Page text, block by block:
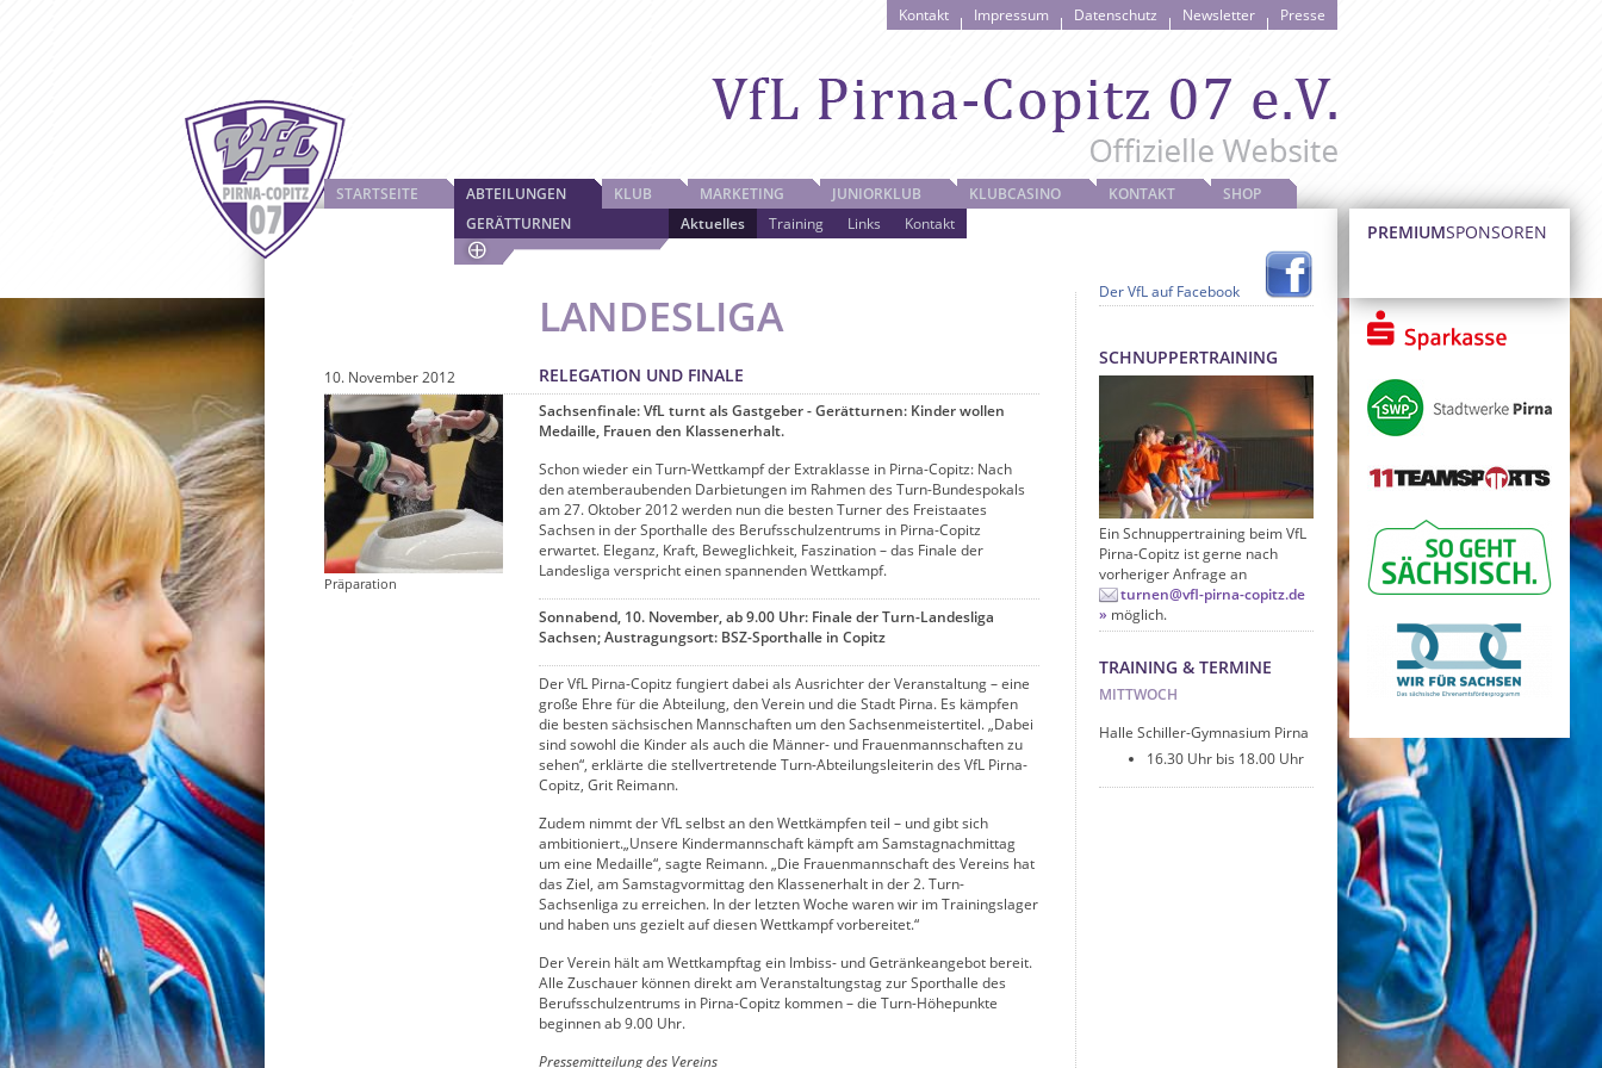
Kontakt Impressum Datenschutz Newsletter Presse
STARTSEITE
ABTEILUNGEN
GERÄTTURNEN
Aktuelles Training Links Kontakt
KLUB MARKETING JUNIORKLUB KLUBCASINO KONTAKT SHOP
Der VfL auf Facebook
PREMIUMSPONSOREN
LANDESLIGA
RELEGATION UND FINALE
10. November 2012
Sachsenfinale: VfL turnt als Gastgeber - Gerätturnen: Kinder wollen
Medaille, Frauen den Klassenerhalt.
Schon wieder ein Turn-Wettkampf der Extraklasse in Pirna-Copitz: Nach
den atemberaubenden Darbietungen im Rahmen des Turn-Bundespokals
am 27. Oktober 2012 werden nun die besten Turner des Freistaates
Sachsen in der Sporthalle des Berufsschulzentrums in Pirna-Copitz
erwartet. Eleganz, Kraft, Beweglichkeit, Faszination – das Finale der
Landesliga verspricht einen spannenden Wettkampf.
Sonnabend, 10. November, ab 9.00 Uhr: Finale der Turn-Landesliga
Sachsen; Austragungsort: BSZ-Sporthalle in Copitz
Der VfL Pirna-Copitz fungiert dabei als Ausrichter der Veranstaltung – eine
große Ehre für die Abteilung, den Verein und die Stadt Pirna. Es kämpfen
die besten sächsischen Mannschaften um den Sachsenmeistertitel. „Dabei
sind sowohl die Kinder als auch die Männer- und Frauenmannschaften zu
sehen“, erklärte die stellvertretende Turn-Abteilungsleiterin des VfL Pirna-
Copitz, Grit Reimann.
Zudem nimmt der VfL selbst an den Wettkämpfen teil – und gibt sich
ambitioniert.„Unsere Kindermannschaft kämpft am Samstagnachmittag
um eine Medaille“, sagte Reimann. „Die Frauenmannschaft des Vereins hat
das Ziel, am Samstagvormittag den Klassenerhalt in der 2. Turn-
Sachsenliga zu erreichen. In der letzten Woche waren wir im Trainingslager
und haben uns gezielt auf diesen Wettkampf vorbereitet.“
Der Verein hält am Wettkampftag ein Imbiss- und Getränkeangebot bereit.
Alle Zuschauer können direkt am Veranstaltungstag zur Sporthalle des
Berufsschulzentrums in Pirna-Copitz kommen – die Turn-Höhepunkte
beginnen ab 9.00 Uhr.
Pressemitteilung des Vereins
Präparation
SCHNUPPERTRAINING
Ein Schnuppertraining beim VfL
Pirna-Copitz ist gerne nach
vorheriger Anfrage an
turnen@vfl-pirna-copitz.de
möglich.
TRAINING & TERMINE
MITTWOCH
Halle Schiller-Gymnasium Pirna
16.30 Uhr bis 18.00 Uhr